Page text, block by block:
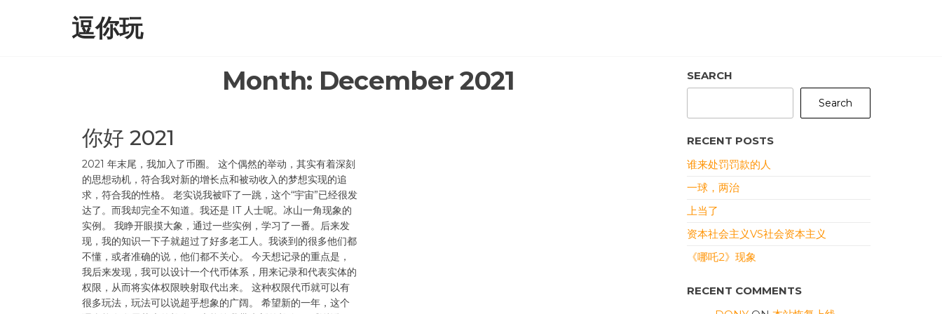
逗你玩
Month: December 2021
你好 2021
2021 年末尾，我加入了币圈。 这个偶然的举动，其实有着深刻
的思想动机，符合我对新的增长点和被动收入的梦想实现的追
求，符合我的性格。 老实说我被吓了一跳，这个“宇宙”已经很发
达了。而我却完全不知道。我还是 IT 人士呢。冰山一角现象的
实例。 我睁开眼摸大象，通过一些实例，学习了一番。后来发
现，我的知识一下子就超过了好多老工人。我谈到的很多他们都
不懂，或者准确的说，他们都不关心。 今天想记录的重点是，
我后来发现，我可以设计一个代币体系，用来记录和代表实体的
权限，从而将实体权限映射取代出来。 这种权限代币就可以有
很多玩法，玩法可以说超乎想象的广阔。 希望新的一年，这个
SEARCH
Search
RECENT POSTS
谁来处罚罚款的人
一球，两治
上当了
资本社会主义VS社会资本主义
《哪吒2》现象
RECENT COMMENTS